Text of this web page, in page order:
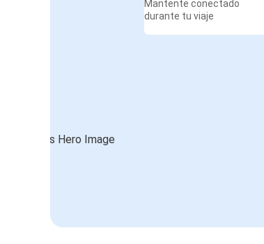
Mantente conectado
durante tu viaje